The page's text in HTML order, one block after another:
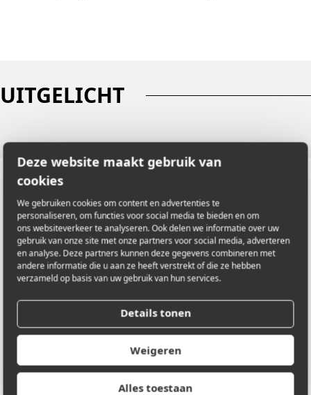
Deze website maakt gebruik van
cookies
We gebruiken cookies om content en advertenties te
personaliseren, om functies voor social media te bieden en om
ons websiteverkeer te analyseren. Ook delen we informatie over uw
gebruik van onze site met onze partners voor social media, adverteren
en analyse. Deze partners kunnen deze gegevens combineren met
andere informatie die u aan ze heeft verstrekt of die ze hebben
verzameld op basis van uw gebruik van hun services.
Details tonen
Weigeren
Alles toestaan
UITGELICHT
Heeft u een vraag over dit
kunstwerk? Laat het ons weten!
LOCATIE
Augustijnenlaan 1
2200 Herentals
Antwerpen, België